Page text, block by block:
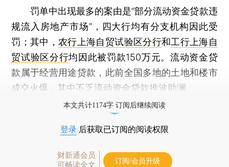
罚单中出现最多的案由是“部分流动资金贷款违
规流入房地产市场”，四大行均有分支机构因此受
罚；其中，农行上海自贸试验区分行和工行上海自
贸试验区分行均因此被罚款150万元。流动资金贷
款属于经营用途贷款，此前全国多地的土地和楼市
成交火爆，其中不乏流动资金贷款推波助澜。
本文共计1174字 订阅后继续阅读
登录 后获取已订阅的阅读权限
财新通会员
可畅读全文
订阅/会员升级